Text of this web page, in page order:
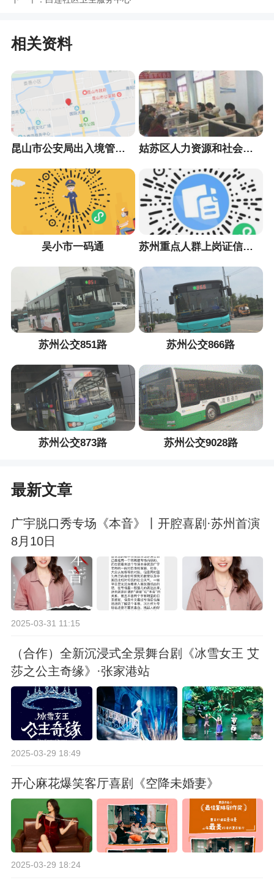
相关资料
昆山市公安局出入境管理大队 姑苏区人力资源和社会保障局
吴小市一码通 苏州重点人群上岗证信息采集小程序
苏州公交851路 苏州公交866路
苏州公交873路 苏州公交9028路
最新文章
广宇脱口秀专场《本音》丨开腔喜剧·苏州首演
8月10日
2025-03-31 11:15
（合作）全新沉浸式全景舞台剧《冰雪女王 艾
莎之公主奇缘》·张家港站
2025-03-29 18:49
开心麻花爆笑客厅喜剧《空降未婚妻》
2025-03-29 18:24